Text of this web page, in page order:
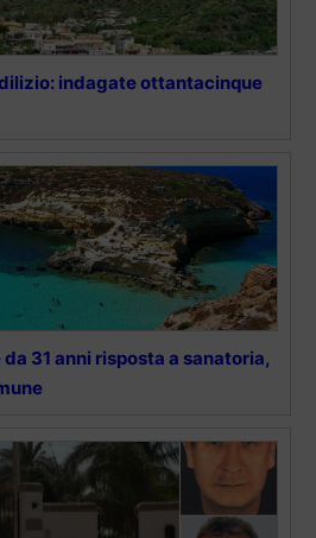
indagate ottantacinque
31 anni risposta a sanatoria,